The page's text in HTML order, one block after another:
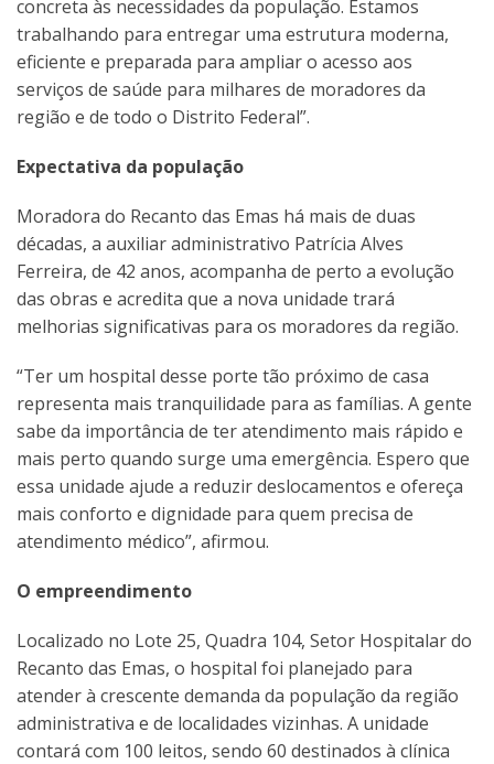
concreta às necessidades da população. Estamos
trabalhando para entregar uma estrutura moderna,
eficiente e preparada para ampliar o acesso aos
serviços de saúde para milhares de moradores da
região e de todo o Distrito Federal”.
Expectativa da população
Moradora do Recanto das Emas há mais de duas
décadas, a auxiliar administrativo Patrícia Alves
Ferreira, de 42 anos, acompanha de perto a evolução
das obras e acredita que a nova unidade trará
melhorias significativas para os moradores da região.
“Ter um hospital desse porte tão próximo de casa
representa mais tranquilidade para as famílias. A gente
sabe da importância de ter atendimento mais rápido e
mais perto quando surge uma emergência. Espero que
essa unidade ajude a reduzir deslocamentos e ofereça
mais conforto e dignidade para quem precisa de
atendimento médico”, afirmou.
O empreendimento
Localizado no Lote 25, Quadra 104, Setor Hospitalar do
Recanto das Emas, o hospital foi planejado para
atender à crescente demanda da população da região
administrativa e de localidades vizinhas. A unidade
contará com 100 leitos, sendo 60 destinados à clínica